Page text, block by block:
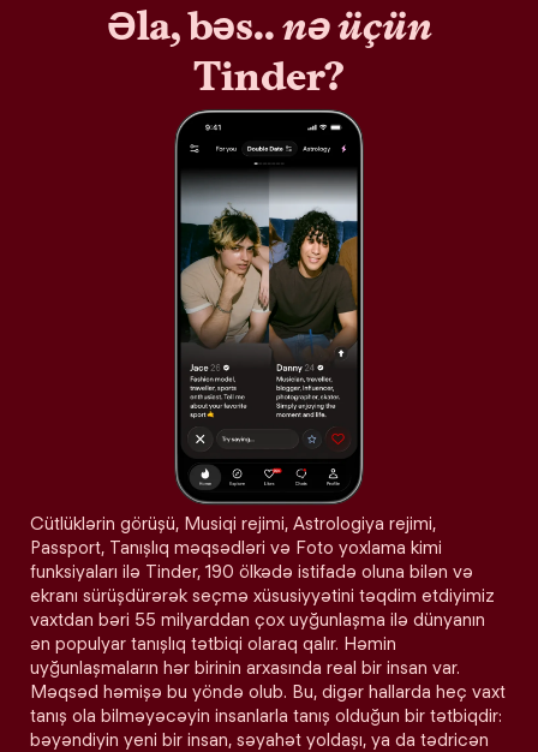
Əla, bəs..nə üçün
Tinder?
Cütlüklərin görüşü, Musiqi rejimi, Astrologiya rejimi,
Passport, Tanışlıq məqsədləri və Foto yoxlama kimi
funksiyaları ilə Tinder, 190 ölkədə istifadə oluna bilən və
ekranı sürüşdürərək seçmə xüsusiyyətini təqdim etdiyimiz
vaxtdan bəri 55 milyarddan çox uyğunlaşma ilə dünyanın
ən populyar tanışlıq tətbiqi olaraq qalır. Həmin
uyğunlaşmaların hər birinin arxasında real bir insan var.
Məqsəd həmişə bu yöndə olub. Bu, digər hallarda heç vaxt
tanış ola bilməyəcəyin insanlarla tanış olduğun bir tətbiqdir:
bəyəndiyin yeni bir insan, səyahət yoldaşı, ya da tədricən